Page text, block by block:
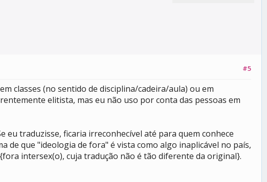
#5
classes (no sentido de disciplina/cadeira/aula) ou em
elitista, mas eu não uso por conta das pessoas em
eu traduzisse, ficaria irreconhecível até para quem conhece
de que "ideologia de fora" é vista como algo inaplicável no país,
intersex(o), cuja tradução não é tão diferente da original}.